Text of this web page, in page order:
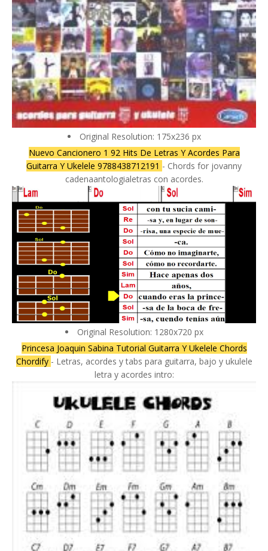
Original Resolution: 175x236 px
Nuevo Cancionero 1 92 Hits De Letras Y Acordes Para
Guitarra Y Ukelele 9788438712191 - Chords for jovanny
cadenaantologialetras con acordes.
Original Resolution: 1280x720 px
Princesa Joaquin Sabina Tutorial Guitarra Y Ukelele Chords
Chordify - Letras, acordes y tabs para guitarra, bajo y ukulele
letra y acordes intro: